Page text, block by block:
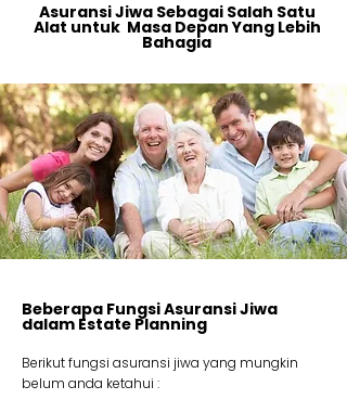
Asuransi Jiwa Sebagai Salah Satu
Alat untuk Masa Depan Yang Lebih
Bahagia
Beberapa Fungsi Asuransi Jiwa
dalam Estate Planning
Berikut fungsi asuransi jiwa yang mungkin
belum anda ketahui :